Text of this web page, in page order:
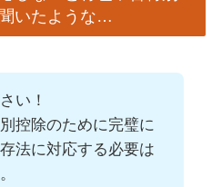
いたような…
い！
控除のために完璧に
法に対応する必要は